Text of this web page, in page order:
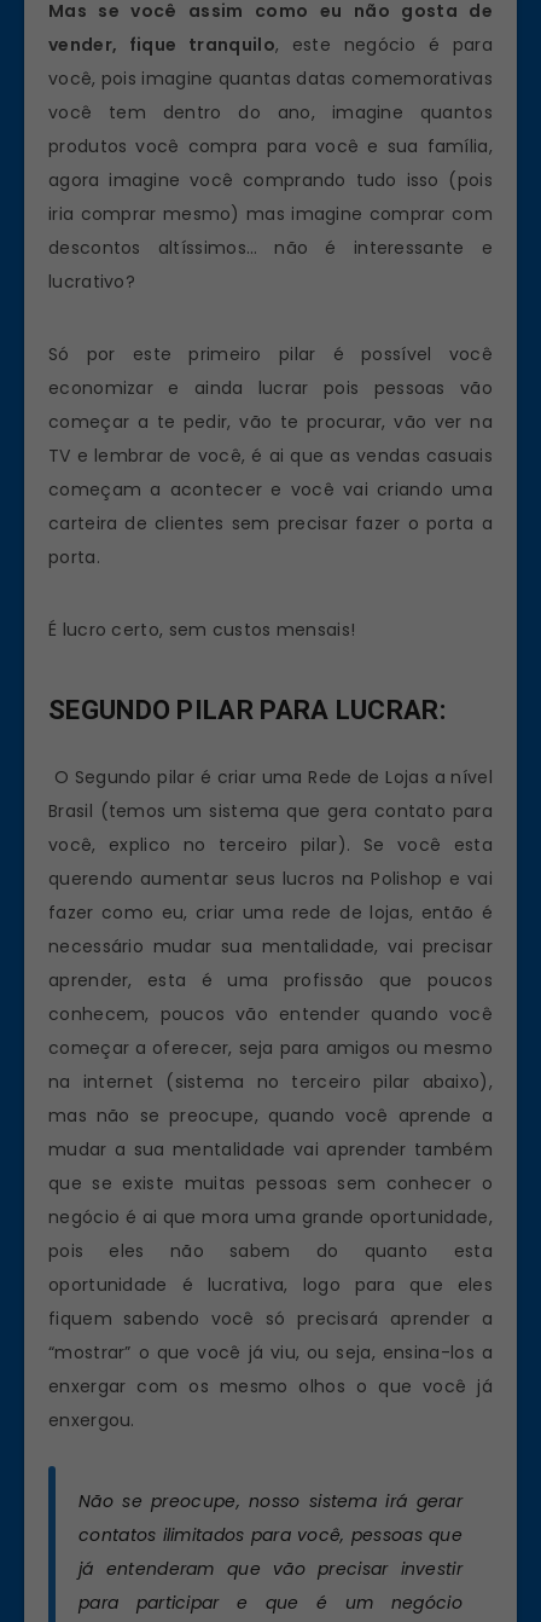
Mas se você assim como eu não gosta de
vender, fique tranquilo, este negócio é para
você, pois imagine quantas datas comemorativas
você tem dentro do ano, imagine quantos
produtos você compra para você e sua família,
agora imagine você comprando tudo isso (pois
iria comprar mesmo) mas imagine comprar com
descontos altíssimos… não é interessante e
lucrativo?
Só por este primeiro pilar é possível você
economizar e ainda lucrar pois pessoas vão
começar a te pedir, vão te procurar, vão ver na
TV e lembrar de você, é ai que as vendas casuais
começam a acontecer e você vai criando uma
carteira de clientes sem precisar fazer o porta a
porta.
É lucro certo, sem custos mensais!
SEGUNDO PILAR PARA LUCRAR:
O Segundo pilar é criar uma Rede de Lojas a nível
Brasil (temos um sistema que gera contato para
você, explico no terceiro pilar). Se você esta
querendo aumentar seus lucros na Polishop e vai
fazer como eu, criar uma rede de lojas, então é
necessário mudar sua mentalidade, vai precisar
aprender, esta é uma profissão que poucos
conhecem, poucos vão entender quando você
começar a oferecer, seja para amigos ou mesmo
na internet (sistema no terceiro pilar abaixo),
mas não se preocupe, quando você aprende a
mudar a sua mentalidade vai aprender também
que se existe muitas pessoas sem conhecer o
negócio é ai que mora uma grande oportunidade,
pois eles não sabem do quanto esta
oportunidade é lucrativa, logo para que eles
fiquem sabendo você só precisará aprender a
“mostrar” o que você já viu, ou seja, ensina-los a
enxergar com os mesmo olhos o que você já
enxergou.
Não se preocupe, nosso sistema irá gerar
contatos ilimitados para você, pessoas que
já entenderam que vão precisar investir
para participar e que é um negócio